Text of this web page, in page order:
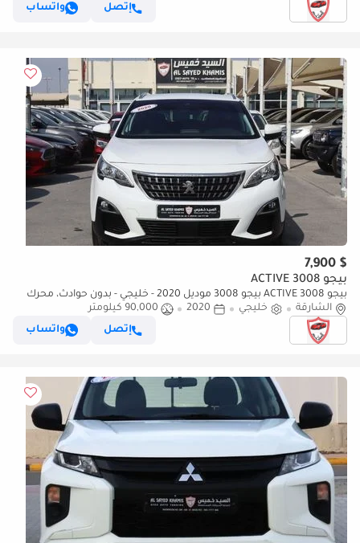
إتصل
واتساب
$ 7,900
بيجو 3008 ACTIVE
بيجو 3008 ACTIVE بيجو 3008 موديل 2020 - خليجي - بدون حوادث، محرك
1.6L - بحالة ممتازة
الشارقة خليجي 2020
90,000 كيلومتر
إتصل
واتساب